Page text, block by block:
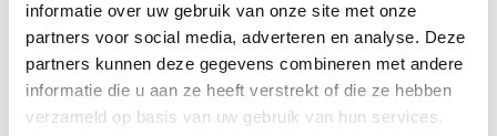
informatie over uw gebruik van onze site met onze
partners voor social media, adverteren en analyse. Deze
partners kunnen deze gegevens combineren met andere
informatie die u aan ze heeft verstrekt of die ze hebben
verzameld op basis van uw gebruik van hun services.